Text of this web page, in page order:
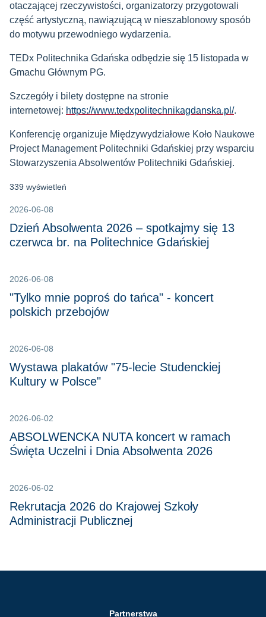
otaczającej rzeczywistości, organizatorzy przygotowali
część artystyczną, nawiązującą w nieszablonowy sposób
do motywu przewodniego wydarzenia.
TEDx Politechnika Gdańska odbędzie się 15 listopada w
Gmachu Głównym PG.
Szczegóły i bilety dostępne na stronie
internetowej: https://www.tedxpolitechnikagdanska.pl/.
Konferencję organizuje Międzywydziałowe Koło Naukowe
Project Management Politechniki Gdańskiej przy wsparciu
Stowarzyszenia Absolwentów Politechniki Gdańskiej.
339 wyświetleń
2026-06-08
Dzień Absolwenta 2026 – spotkajmy się 13
czerwca br. na Politechnice Gdańskiej
2026-06-08
"Tylko mnie poproś do tańca" - koncert
polskich przebojów
2026-06-08
Wystawa plakatów "75-lecie Studenckiej
Kultury w Polsce"
2026-06-02
ABSOLWENCKA NUTA koncert w ramach
Święta Uczelni i Dnia Absolwenta 2026
2026-06-02
Rekrutacja 2026 do Krajowej Szkoły
Administracji Publicznej
Partnerstwa